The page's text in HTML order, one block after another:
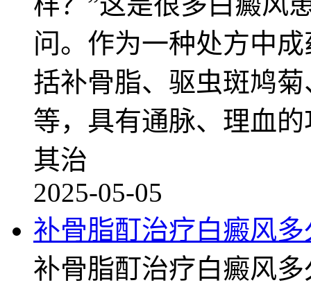
问。作为一种处方中
括补骨脂、驱虫斑鸠
等，具有通脉、理血
其治
2025-05-05
补骨脂酊治疗白癜风
补骨脂酊治疗白癜风